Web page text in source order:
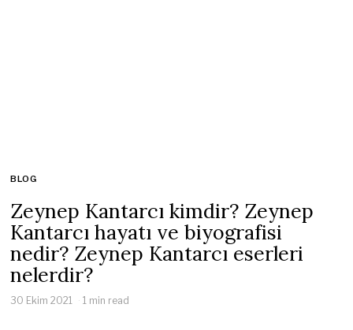
BLOG
Zeynep Kantarcı kimdir? Zeynep
Kantarcı hayatı ve biyografisi
nedir? Zeynep Kantarcı eserleri
nelerdir?
30 Ekim 2021 1 min read